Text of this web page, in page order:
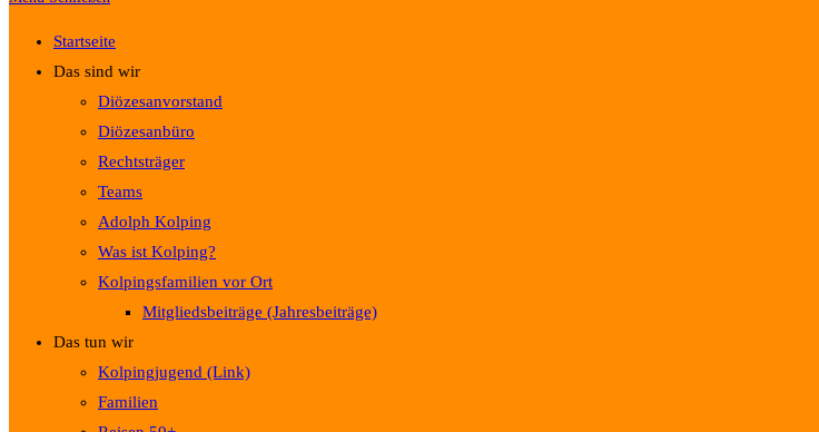
Startseite
Das sind wir
Diözesanvorstand
Diözesanbüro
Rechtsträger
Teams
Adolph Kolping
Was ist Kolping?
Kolpingsfamilien vor Ort
Mitgliedsbeiträge (Jahresbeiträge)
Das tun wir
Kolpingjugend (Link)
Familien